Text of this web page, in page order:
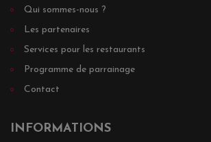
Qui sommes-nous ?
Les partenaires
Services pour les restaurants
Programme de parrainage
Contact
INFORMATIONS